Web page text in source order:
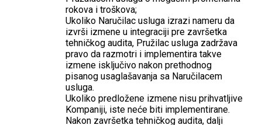
rokova i troškova;
Ukoliko Naručilac usluga izrazi nameru da
izvrši izmene u integraciji pre završetka
tehničkog audita, Pružilac usluga zadržava
pravo da razmotri i implementira takve
izmene isključivo nakon prethodnog
pisanog usaglašavanja sa Naručilacem
usluga.
Ukoliko predložene izmene nisu prihvatljive
Kompaniji, iste neće biti implementirane.
Nakon završetka tehničkog audita, dalji